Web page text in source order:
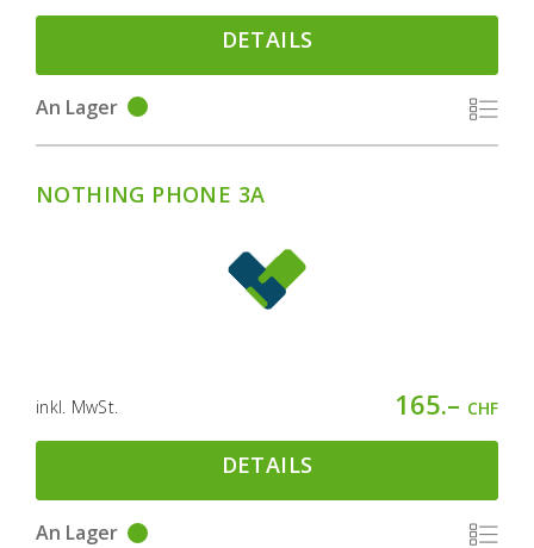
DETAILS
An Lager
NOTHING PHONE 3A
inkl. MwSt. 165.– CHF
DETAILS
An Lager